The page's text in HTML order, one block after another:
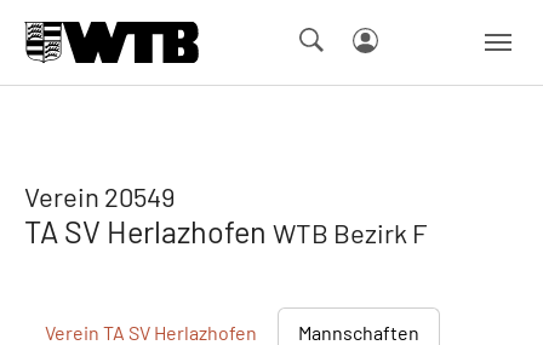
Verein 20549
TA SV Herlazhofen WTB Bezirk F
Verein TA SV Herlazhofen Mannschaften